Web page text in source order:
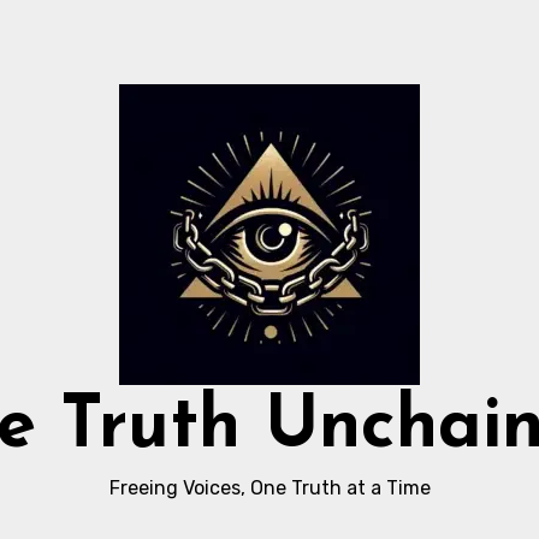
Truth
Freeing Voices, One Truth at a Time